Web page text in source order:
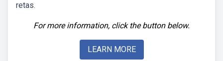
retas.
For more information, click the button below.
LEARN MORE